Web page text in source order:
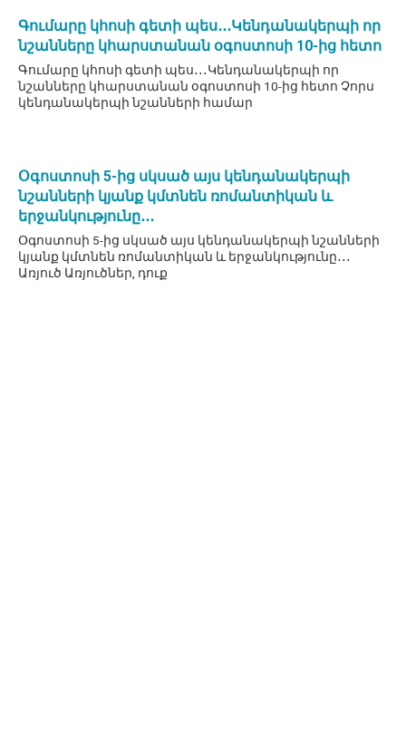
Գումարը կհոսի գետի պես․․․Կենդանակերպի որ
նշանները կհարստանան օգոստոսի 10-ից հետո
Գումարը կհոսի գետի պես․․․Կենդանակերպի որ
նշանները կհարստանան օգոստոսի 10-ից հետո Չորս
կենդանակերպի նշանների համար
Օգոստոսի 5-ից սկսած այս կենդանակերպի
նշանների կյանք կմտնեն ռոմանտիկան և
երջանկությունը․․․
Օգոստոսի 5-ից սկսած այս կենդանակերպի նշանների
կյանք կմտնեն ռոմանտիկան և երջանկությունը․․․
Առյուծ Առյուծներ, դուք